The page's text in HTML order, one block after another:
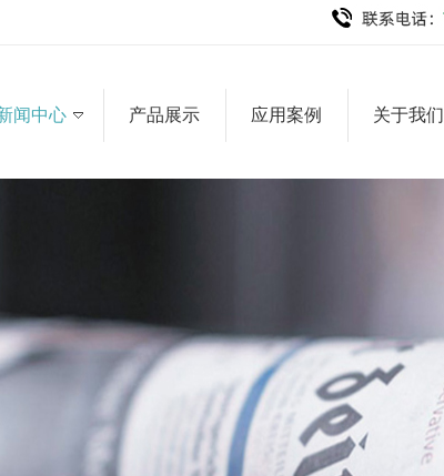
闻中心 产品展示 应用案例 关于我们